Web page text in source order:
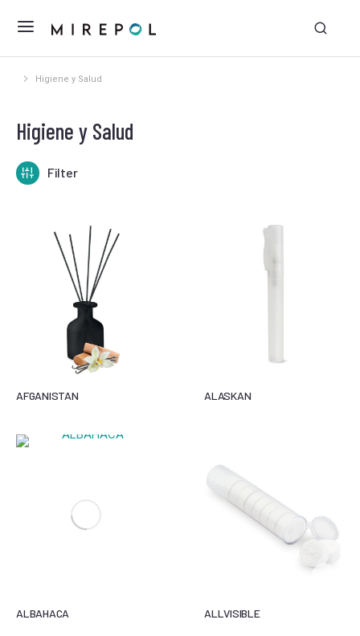
Higiene y Salud
Filter
Estás aquí:
Higiene y Salud
AFGANISTAN ALASKAN
ALBAHACA ALLVISIBLE